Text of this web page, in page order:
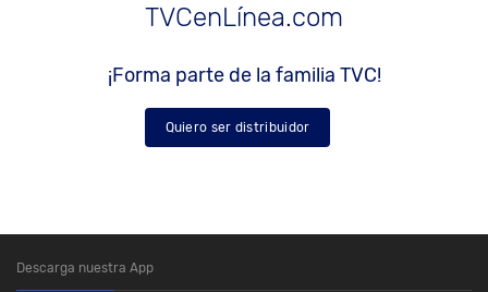
TVCenLínea.com
¡Forma parte de la familia TVC!
Quiero ser distribuidor
Descarga nuestra App